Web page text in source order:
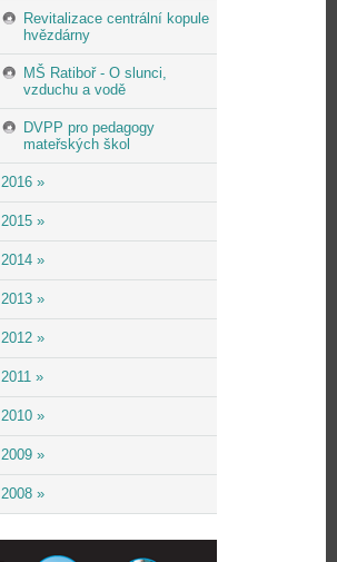
Revitalizace centrální kopule
hvězdárny
MŠ Ratiboř - O slunci,
vzduchu a vodě
DVPP pro pedagogy
mateřských škol
2016 »
2015 »
2014 »
2013 »
2012 »
2011 »
2010 »
2009 »
2008 »